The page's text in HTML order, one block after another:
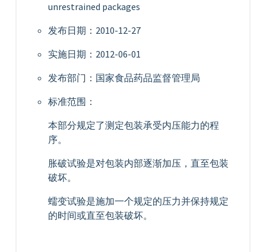
unrestrained packages
发布日期：2010-12-27
实施日期：2012-06-01
发布部门：国家食品药品监督管理局
标准范围：
本部分规定了测定包装承受内压能力的程
序。
胀破试验是对包装内部逐渐加压，直至包装
破坏。
蠕变试验是施加一个规定的压力并保持规定
的时间或直至包装破坏。